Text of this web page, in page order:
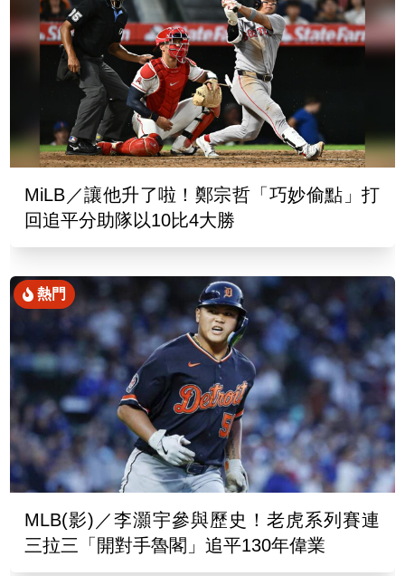
MiLB／讓他升了啦！鄭宗哲「巧妙偷點」打
回追平分助隊以10比4大勝
熱門
MLB(影)／李灝宇參與歷史！老虎系列賽連
三拉三「開對手魯閣」追平130年偉業